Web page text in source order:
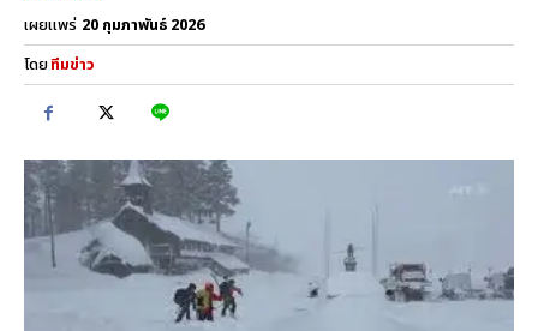
เผยแพร่ 20 กุมภาพันธ์ 2026
โดยทีมข่าว